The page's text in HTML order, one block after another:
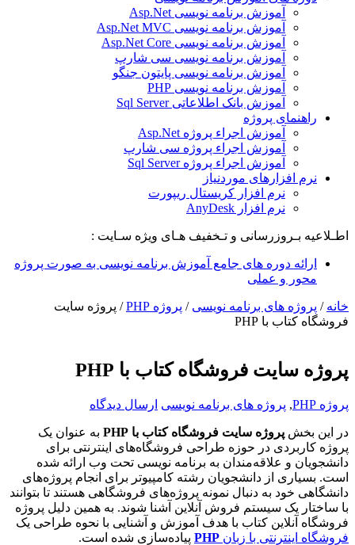
آموزش برنامه نویسی Asp.Net
آموزش برنامه نویسی Asp.Net MVC
آموزش برنامه نویسی Asp.Net Core
آموزش برنامه نویسی سی شارپ
آموزش برنامه نویسی پایتون جنگو
آموزش برنامه نویسی PHP
آموزش بانک اطلاعاتی Sql Server
راهنمای پروژه
آموزش اجراء پروژه Asp.Net
آموزش اجراء پروژه سی شارپ
آموزش اجراء پروژه Sql Server
نرم افزارهای موردنیاز
نرم افزار کریستال ریپورت
نرم افزار AnyDesk
اطـلاعیه بـروزرسانی و تـخفیف هـای ویژه سـایت :
ارائه دوره های جامع آموزش برنامه نویسی به صورت پروژه
محور و عملی
خانه / پروژه های برنامه نویسی / پروژه PHP / پروژه سایت
فروشگاه کتاب با PHP
پروژه سایت فروشگاه کتاب با PHP
پروژه PHP , پروژه های برنامه نویسی ارسال دیدگاه
در این بخش پروژه سایت فروشگاه کتاب با PHP
به عنوان یک
پروژه کاربردی در حوزه طراحی فروشگاه‌های اینترنتی برای
دانشجویان و علاقه‌مندان به برنامه نویسی تحت وب ارائه شده
است. بسیاری از دانشجویان رشته کامپیوتر برای انجام پروژه‌های
دانشگاهی خود به دنبال نمونه پروژه‌های فروشگاهی هستند تا بتوانند
با ساختار یک سیستم فروش آنلاین آشنا شوند. به همین دلیل پروژه
فروشگاه آنلاین کتاب با هدف آموزش و آشنایی با نحوه طراحی یک
فروشگاه اینترنتی با زبان PHP پیاده‌سازی شده است.